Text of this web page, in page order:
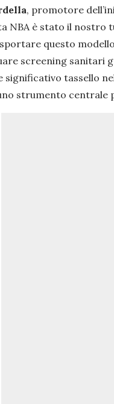
, promotore
NBA è stato il
questo
screening sanitari
significativo tassello
strumento